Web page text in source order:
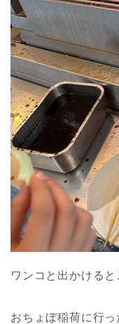
ワンコと出かけると
おちょぼ稲荷に行